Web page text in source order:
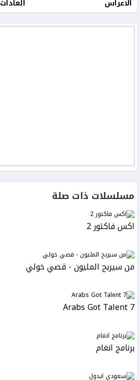
الاعراس العادات
مسلسلات ذات صلة
اكس فاكتور 2
من سيربح المليون - قصي خولي
Arabs Got Talent 7
برنامج انغام